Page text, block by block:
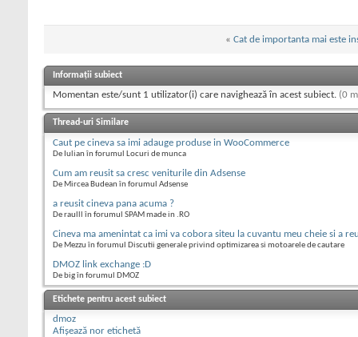
« Cat de importanta mai este
Informații subiect
Momentan este/sunt 1 utilizator(i) care navighează în acest subiect. (0
Thread-uri Similare
Caut pe cineva sa imi adauge produse in WooCommerce
De Iulian în forumul Locuri de munca
Cum am reusit sa cresc veniturile din Adsense
De Mircea Budean în forumul Adsense
a reusit cineva pana acuma ?
De raulll în forumul SPAM made in .RO
Cineva ma amenintat ca imi va cobora siteu la cuvantu meu cheie si a
De Mezzu în forumul Discutii generale privind optimizarea si motoarele de cautare
DMOZ link exchange :D
De big în forumul DMOZ
Etichete pentru acest subiect
dmoz
Afișează nor etichetă